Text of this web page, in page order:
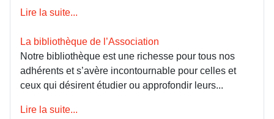
Lire la suite...
La bibliothèque de l’Association
Notre bibliothèque est une richesse pour tous nos
adhérents et s’avère incontournable pour celles et
ceux qui désirent étudier ou approfondir leurs...
Lire la suite...